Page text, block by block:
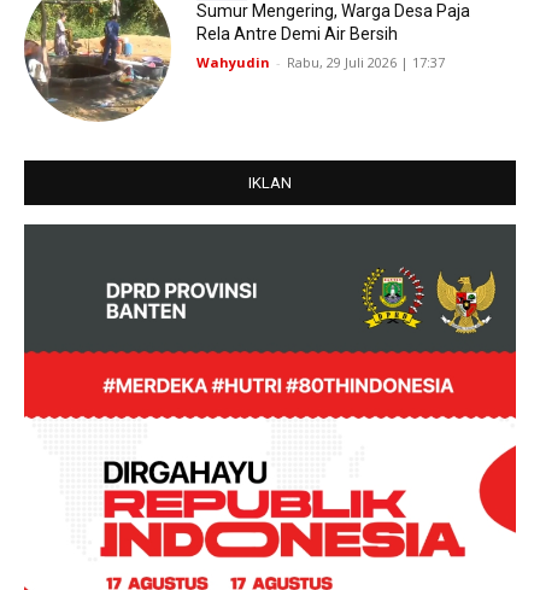
Sumur Mengering, Warga Desa Paja
Rela Antre Demi Air Bersih
Wahyudin - Rabu, 29 Juli 2026 | 17:37
IKLAN